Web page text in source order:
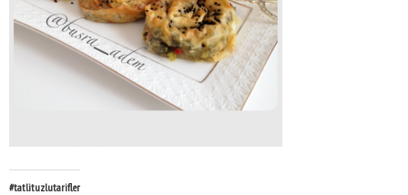
#tatlituzlutarifler